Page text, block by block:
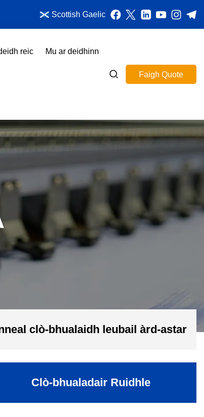
Scottish Gaelic
reic Mu ar deidhinn
Faigh Quote
clò-bhualaidh leubail àrd-astar
Clò-bhualadair Ruidhle